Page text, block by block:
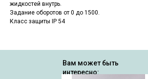
жидкостей внутрь.
Задание оборотов от 0 до 1500.
Класс защиты IP 54
Вам может быть
интересно: